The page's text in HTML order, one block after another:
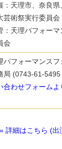
：天理市、奈良
芸術祭実行委員会
：天理パフォー
会
パフォーマンス
局 (0743-61-
合わせフォーム
» 詳細はこちら (出